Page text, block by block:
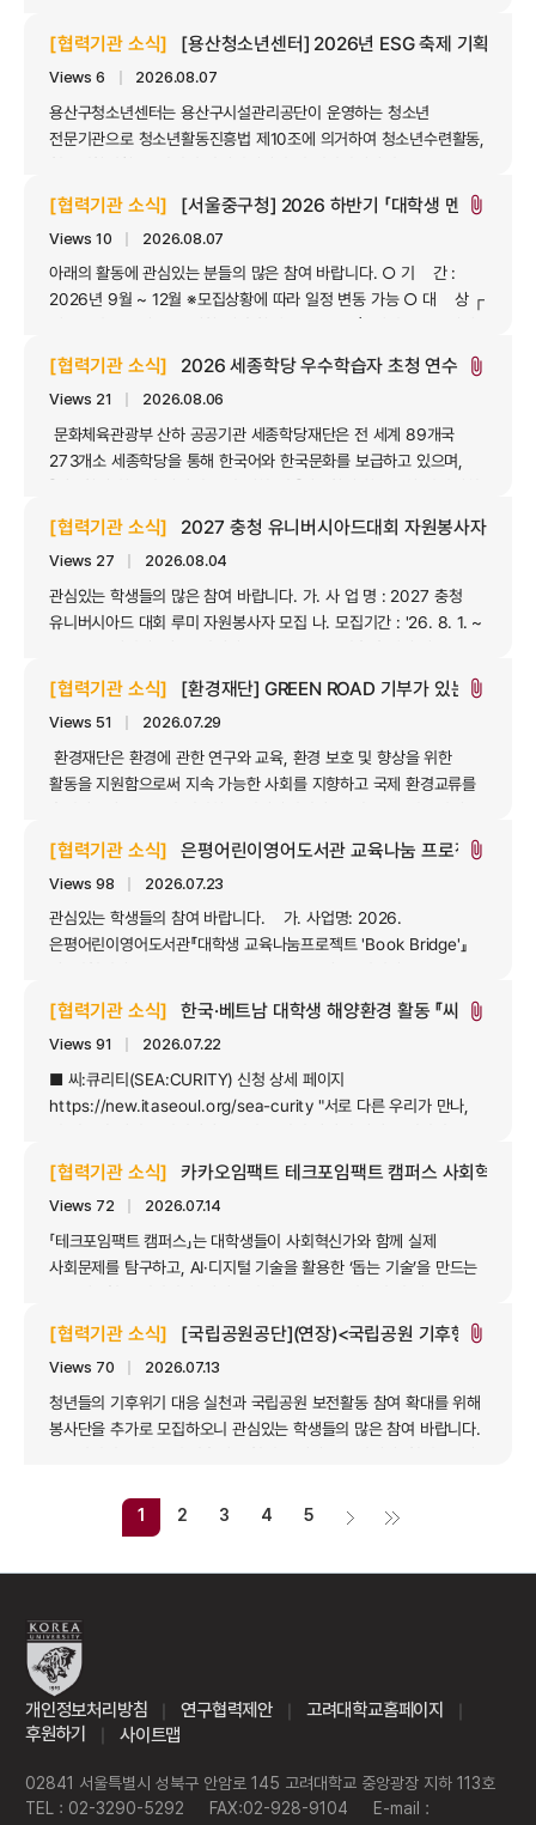
행사명: 2026 Sustainability Week(0-Zone) 일정 : 2026년
9월 16일(수) 11:00-16:00 장소 : 고려대학교 인문캠퍼스 민주광장
[모집 내용] 대상 : 지속...
[협력기관 소식] [용산청소년센터] 2026년 ESG 축제 기획단 모
Views 6 ｜ 2026.08.07
용산구청소년센터는 용산구시설관리공단이 운영하는 청소년
전문기관으로 청소년활동진흥법 제10조에 의거하여 청소년수련활동,
청소년참여활동, 디지털 미래인재양성 및 지역연계사업 등을
실시하며 청소년의 건강한 성장과 미래역량 증진을 위해 지속적으로
노력하고 있습니다. 이와 관련하여‘2026년 ESG 축제 기획단’을
모집하오니 귀교의 학생들...
[협력기관 소식] [서울중구청] 2026 하반기 「대학생 멘토링」 멘
attach_file
Views 10 ｜ 2026.08.07
아래의 활동에 관심있는 분들의 많은 참여 바랍니다. ○ 기 간 :
2026년 9월 ~ 12월 ※모집상황에 따라 일정 변동 가능 ○ 대 상 ┌
초·중·고등학생 ○ 내 용 : 1:1온라인학습 지도(국·영·수·사·과·...
[협력기관 소식] 2026 세종학당 우수학습자 초청 연수 자원봉사
attach_file
Views 21 2026.08.06
문화체육관광부 산하 공공기관 세종학당재단은 전 세계 89개국
273개소 세종학당을 통해 한국어와 한국문화를 보급하고 있으며,
제공하고 있습니다. 이번 2026 세종학당 우수학습자 초청 연수&
행사의 ...
[협력기관 소식] 2027 충청 유니버시아드대회 자원봉사자 모집
Views 27 2026.08.04
관심있는 학생들의 많은 참여 바랍니다. 가. 사 업 명 : 2027 충청
유니버시아드 대회 루미 자원봉사자 모집 나. 모집기간 : '26. 8. 1. ~
(https://volunteer.2027chungcheong.com/kor)
[협력기관 소식] [환경재단] GREEN ROAD 기부가 있는 플로깅
attach_file
Views 51 ｜ 2026.07.29
환경재단은 환경에 관한 연구와 교육, 환경 보호 및 향상을 위한
활동을 지원함으로써 지속 가능한 사회를 지향하고 국제 환경교류를
소중히 여기는 그린리더로 성장할 수 있도록 적극적으로 사업을
펼쳐가고 있습니다. 그...
[협력기관 소식] 은평어린이영어도서관 교육나눔 프로젝트
attach_file
Views 98 ｜ 2026.07.23
관심있는 학생들의 참여 바랍니다. 가. 사업명: 2026.
은평어린이영어도서관『대학생 교육나눔프로젝트 'Book Bridge'』
10. ~ 2027.01. 30. 중 최소 4회차 이상 프로그램 운영 라.
신청자격: 대학교 재학 및 휴학생 마. 운영내용: 대학생의 전공 및
특기 분야를 활용하여 어린...
[협력기관 소식] 한국·베트남 대학생 해양환경 활동 『씨:큐리티
attach_file
Views 91 2026.07.22
■ 씨:큐리티(SEA:CURITY) 신청 상세 페이지
https://new.itaseoul.org/sea-curity "서로 다른 우리가 만나,
란? SEA(바다) + SECURITY(보안관)의 만남! 한국 대학생과 베트남
유학생 4인이 한 팀이 되어, 국경을 초월한 해양 플라스틱 쓰레기
문제를 함께 연...
[협력기관 소식] 카카오임팩트 테크포임팩트 캠퍼스 사회혁신
Views 72 2026.07.14
「테크포임팩트 캠퍼스」는 대학생들이 사회혁신가와 함께 실제
사회문제를 탐구하고, AI·디지털 기술을 활용한 ‘돕는 기술’을 만드는
청년들이 기술을 통해 사회문제 해결에 기여하는 경험을 할 수 있도록
이 프로그램을 운영하고 있습니다. 대학생들에게 현장의 경험을
전하고,&...
[협력기관 소식] [국립공원공단](연장)<국립공원 기후행동 청년
attach_file
Views 70 ｜ 2026.07.13
청년들의 기후위기 대응 실천과 국립공원 보전활동 참여 확대를 위해
봉사단을 추가로 모집하오니 관심있는 학생들의 많은 참여 바랍니다.
6.1.(월)∼6.21.(일) • 모집인원: 250명(북부권역/행정구역상
1 2 3 4 5
개인정보처리방침 연구협력제안 고려대학교홈페이지
후원하기 사이트맵
02841 서울특별시 성북구 안암로 145 고려대학교 중앙광장 지하 113호
TEL : 02-3290-5292
FAX:02-928-9104
E-mail :